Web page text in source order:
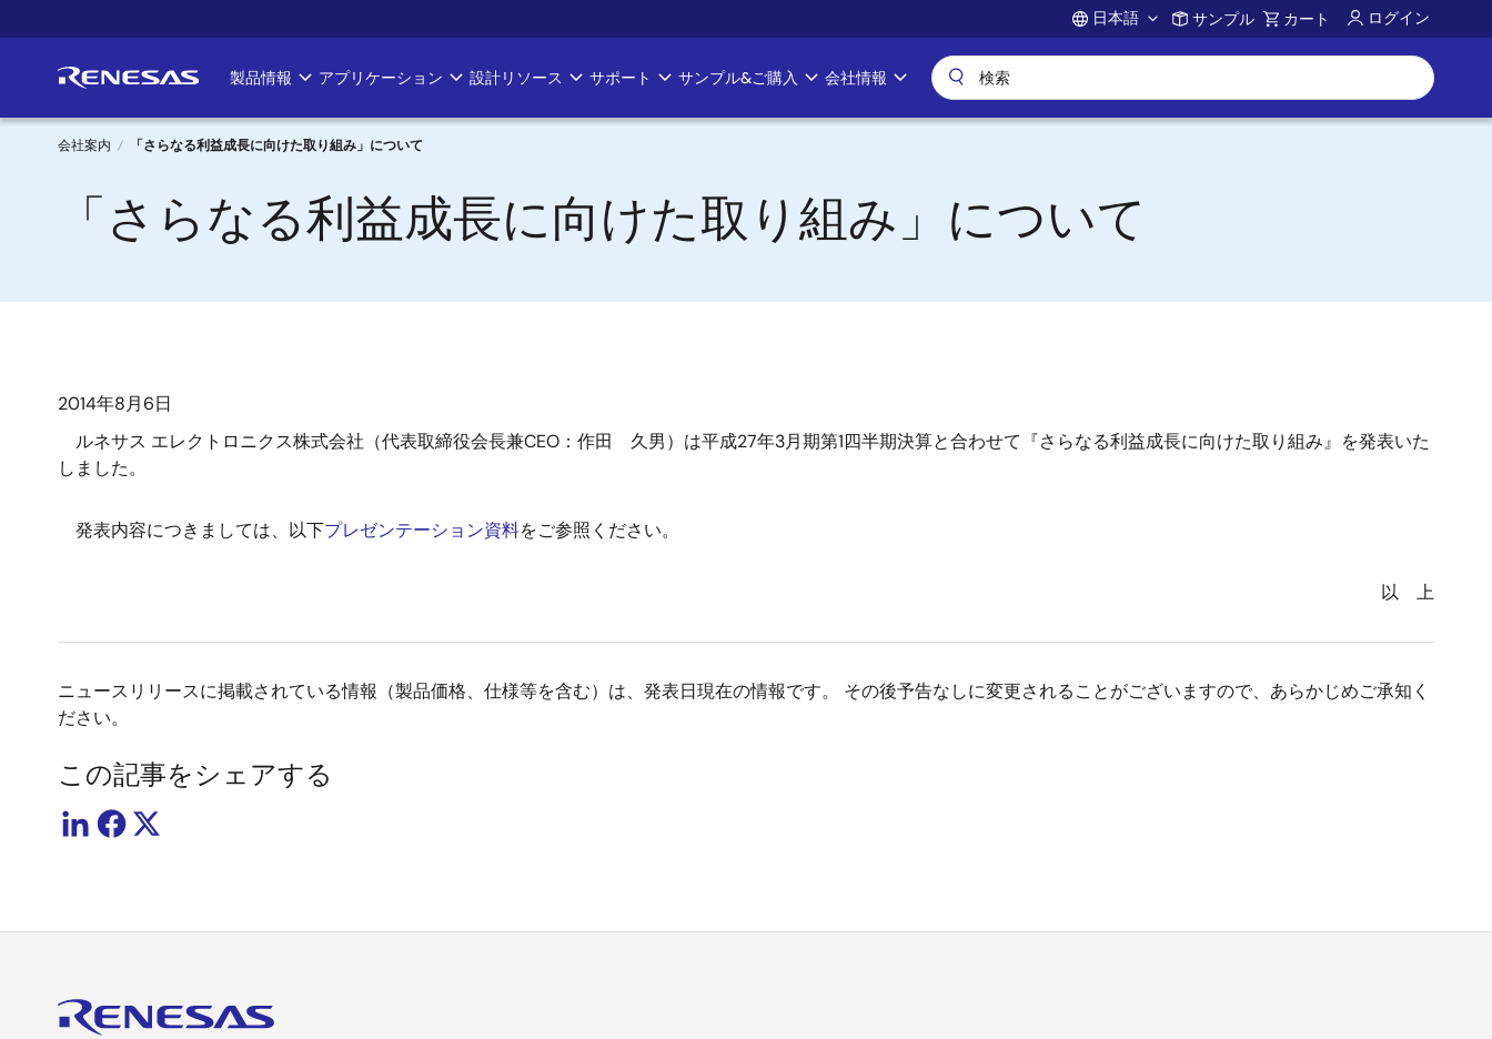
イ
ン
Account
日本語 サンプル カート ログイン
Main
navigation
製品情報 アプリケーション 設計リソース サポート サンプル&ご購入 会社情報
パ
く
会社案内 「さらなる利益成長に向けた取り組み」について
「さらなる利益成長に向けた取り組み」について
2014年8月6日
ルネサス エレクトロニクス株式会社（代表取締役会長兼CEO：作田 久男）は平成27年3月期第1四半期決算と合わせて『さらなる利益成長に向けた取り組み』を発表いた
しました。
発表内容につきましては、以下プレゼンテーション資料をご参照ください。
以 上
ニュースリリースに掲載されている情報（製品価格、仕様等を含む）は、発表日現在の情報です。 その後予告なしに変更されることがございますので、あらかじめご承知く
ださい。
この記事をシェアする